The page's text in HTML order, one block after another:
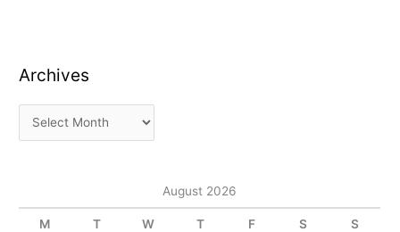
Archives
August 2026
M T W T F S S